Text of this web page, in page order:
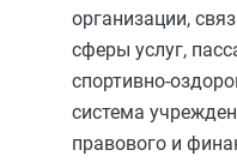
организации,
сферы услуг,
спортивно-
система
правового и